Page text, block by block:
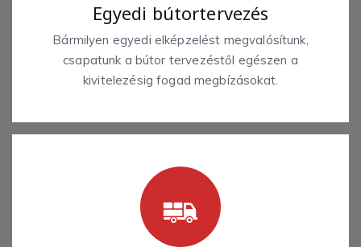
Egyedi bútortervezés
Bármilyen egyedi elképzelést megvalósítunk,
csapatunk a bútor tervezéstől egészen a
kivitelezésig fogad megbízásokat.